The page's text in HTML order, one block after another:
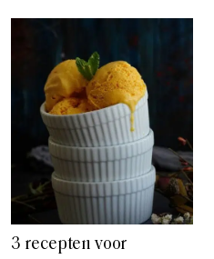
3 recepten voor